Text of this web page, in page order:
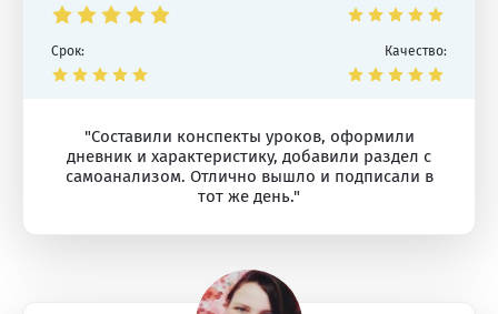
Срок: Качество:
"Составили конспекты уроков, оформили
дневник и характеристику, добавили раздел с
самоанализом. Отлично вышло и подписали в
тот же день."